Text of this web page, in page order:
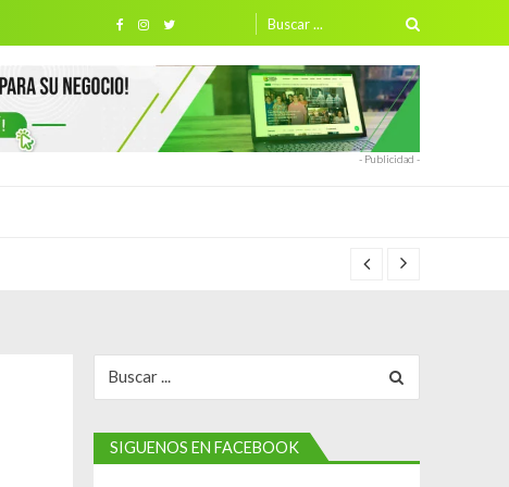
for:
- Publicidad -
for:
SIGUENOS EN FACEBOOK